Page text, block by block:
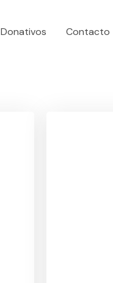
Donativos Contacto